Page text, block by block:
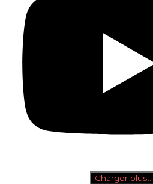
Charger plus…